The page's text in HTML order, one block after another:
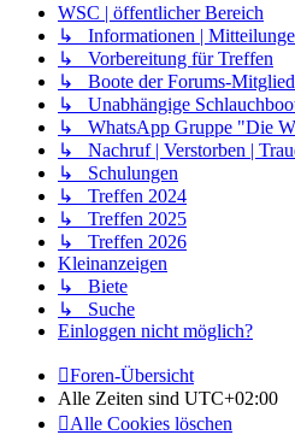
WSC | öffentlicher Bereich
↳ Informationen |
↳ Vorbereitung für Treffen
↳ Boote der Forums-
↳ Unabhängige
↳ WhatsApp Gruppe "Die
↳ Nachruf | Verstorben |
↳ Schulungen
↳ Treffen 2024
↳ Treffen 2025
↳ Treffen 2026
Kleinanzeigen
↳ Biete
↳ Suche
Einloggen nicht möglich?
Foren-Übersicht
Alle Zeiten sind UTC+02:00
Alle Cookies löschen